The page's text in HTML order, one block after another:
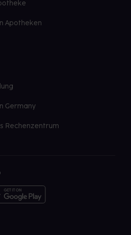
Apotheken
Germany
Rechenzentrum